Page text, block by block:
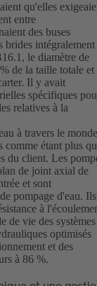
qu'elles
entre
des buses
brides intégralement
le diamètre de
de la taille totale et
Il y avait
spécifiques
relatives à la
à travers le
comme étant plus
du client. Les
de joint axial de
et sont
pompage d'eau. Ils
à
de vie des systèmes
optimisés
et des
à 86 %.